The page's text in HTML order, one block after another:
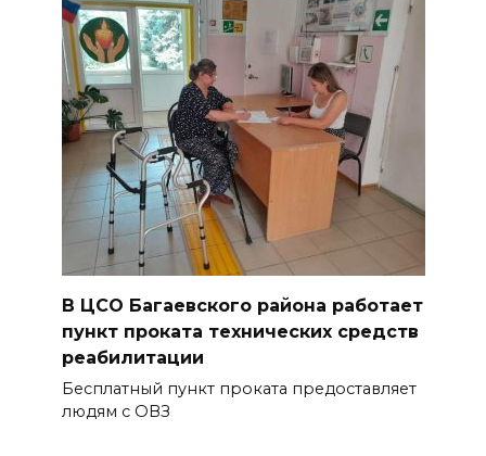
В ЦСО Багаевского района работает
пункт проката технических средств
реабилитации
Бесплатный пункт проката предоставляет
людям с ОВЗ